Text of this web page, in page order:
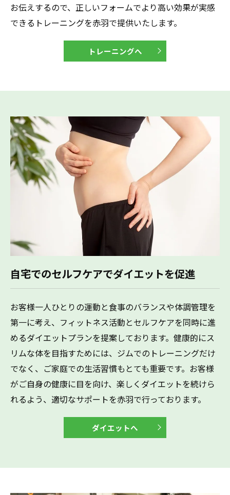
お伝えするので、正しいフォームでより高い効果が実感
できるトレーニングを赤羽で提供いたします。
トレーニングへ
自宅でのセルフケアでダイエットを促進
お客様一人ひとりの運動と食事のバランスや体調管理を
第一に考え、フィットネス活動とセルフケアを同時に進
めるダイエットプランを提案しております。健康的にス
リムな体を目指すためには、ジムでのトレーニングだけ
でなく、ご家庭での生活習慣もとても重要です。お客様
がご自身の健康に目を向け、楽しくダイエットを続けら
れるよう、適切なサポートを赤羽で行っております。
ダイエットへ